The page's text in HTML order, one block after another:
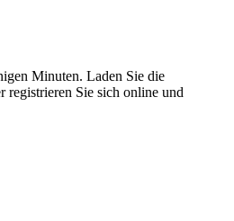
Minuten. Laden Sie die
registrieren Sie sich online und